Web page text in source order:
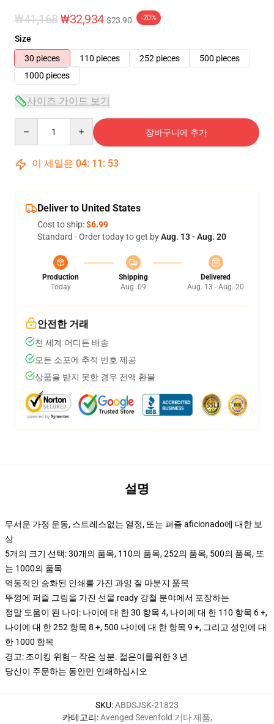
₩41,168₩32,934 $23.90 -20%
Size
30 pieces
110 pieces 252 pieces
500 pieces
1000 pieces
사이즈 가이드 보기
장바구니에 추가
이 세일은 04: 11 : 53
Deliver to United States
Cost to ship:$6.99
Standard - Order today to get byAug. 13 - Aug. 20
Production
Today
Shipping
Aug. 09
Delivered
Aug. 13 - Aug. 20
안전한 거래
전 세계 어디든 배송
모든 소포에 추적 번호 제공
상품을 받지 못한 경우 전액 환불
설명
무서운 가정 운동, 스트레스없는 열정, 또는 퍼즐 aficionado에 대한 보
상
5개의 크기 선택: 30개의 품목, 110의 품목, 252의 품목, 500의 품목, 또
는 1000의 품목
역동적인 승화된 인쇄를 가진 과잉 질 마분지 품목
뚜껑에 퍼즐 그림을 가진 선물 ready 강철 분야에서 포장하는
정말 도움이 된 나이: 나이에 대 한 30 항목 4, 나이에 대 한 110 항목 6 +,
나이에 대 한 252 항목 8 +, 500 나이에 대 한 항목 9 +, 그리고 성인에 대
한 1000 항목
경고: 조이킹 위험— 작은 성분. 젊은이를위한 3 년
당신이 주문하는 동안만 인쇄하십시오
SKU:ABDSJSK-21823
카테고리:Avenged Sevenfold 기타 제품,